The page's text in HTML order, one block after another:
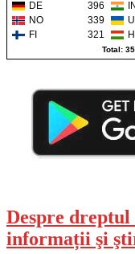
DE 396 IN
NO
339
FI
321
Total:
Despre
informații şi